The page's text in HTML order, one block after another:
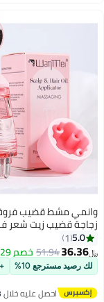
وانمي مشط قضيب فروة
زجاجة قضيب زيت شعر
المحمولة ، فرشاة مدلك
الرأس لنمو الشعر
(وردي)
5.0
1
﷼‏36.36
51.94خصم 29%
لك رصيد مسترجع 10% + 2
احصل عليه خلال